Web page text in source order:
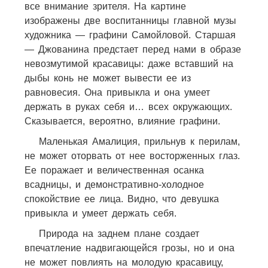
все внимание зрителя. На картине
изображены две воспитанницы главной музы
художника — графини Самойловой. Старшая
— Джованина предстает перед нами в образе
невозмутимой красавицы: даже вставший на
дыбы конь не может вывести ее из
равновесия. Она привыкла и она умеет
держать в руках себя и… всех окружающих.
Сказывается, вероятно, влияние графини.
Маленькая Амалиция, прильнув к перилам,
не может оторвать от нее восторженных глаз.
Ее поражает и величественная осанка
всадницы, и демонстративно-холод­ное
спокойствие ее лица. Видно, что девушка
привыкла и умеет держать себя.
Природа на заднем плане создает
впечатление надвигающейся грозы, но и она
не может повлиять на молодую красавицу,